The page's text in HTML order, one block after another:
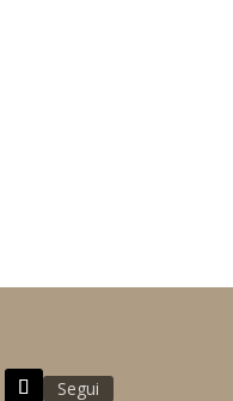
Segui